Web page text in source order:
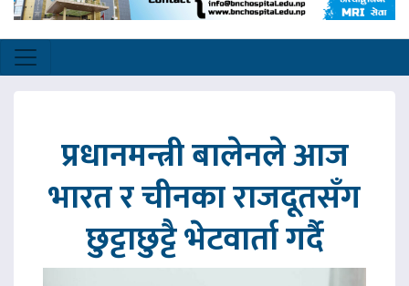
प्रधानमन्त्री बालेनले आज
भारत र चीनका राजदूतसँग
छुट्टाछुट्टै भेटवार्ता गर्दै